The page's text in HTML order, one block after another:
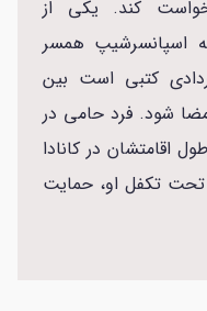
کند. یکی از
اسپانسرشیپ همسر
کتبی است بین
شود. فرد حامی در
اقامتشان در کانادا
تحت تکفل او، حمایت